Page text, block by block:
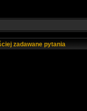
zadawane pytania